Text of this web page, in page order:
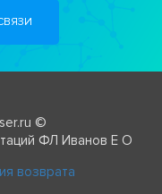
©
ФЛ Иванов Е О
возврата